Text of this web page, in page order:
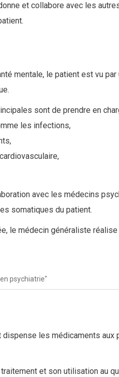
et collabore avec les
mentale, le patient est vu
sont de prendre en
les infections,
avec les médecins
somatiques du patient.
le médecin généraliste
psychiatrie"
dispense les médicaments
et son utilisation au